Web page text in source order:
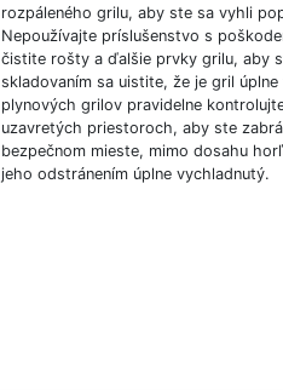
rozpáleného grilu, aby ste sa vyhli
Nepoužívajte príslušenstvo s
čistite rošty a ďalšie prvky grilu, aby
skladovaním sa uistite, že je gril
plynových grilov pravidelne
uzavretých priestoroch, aby ste
bezpečnom mieste, mimo dosahu
jeho odstránením úplne vychladnutý.